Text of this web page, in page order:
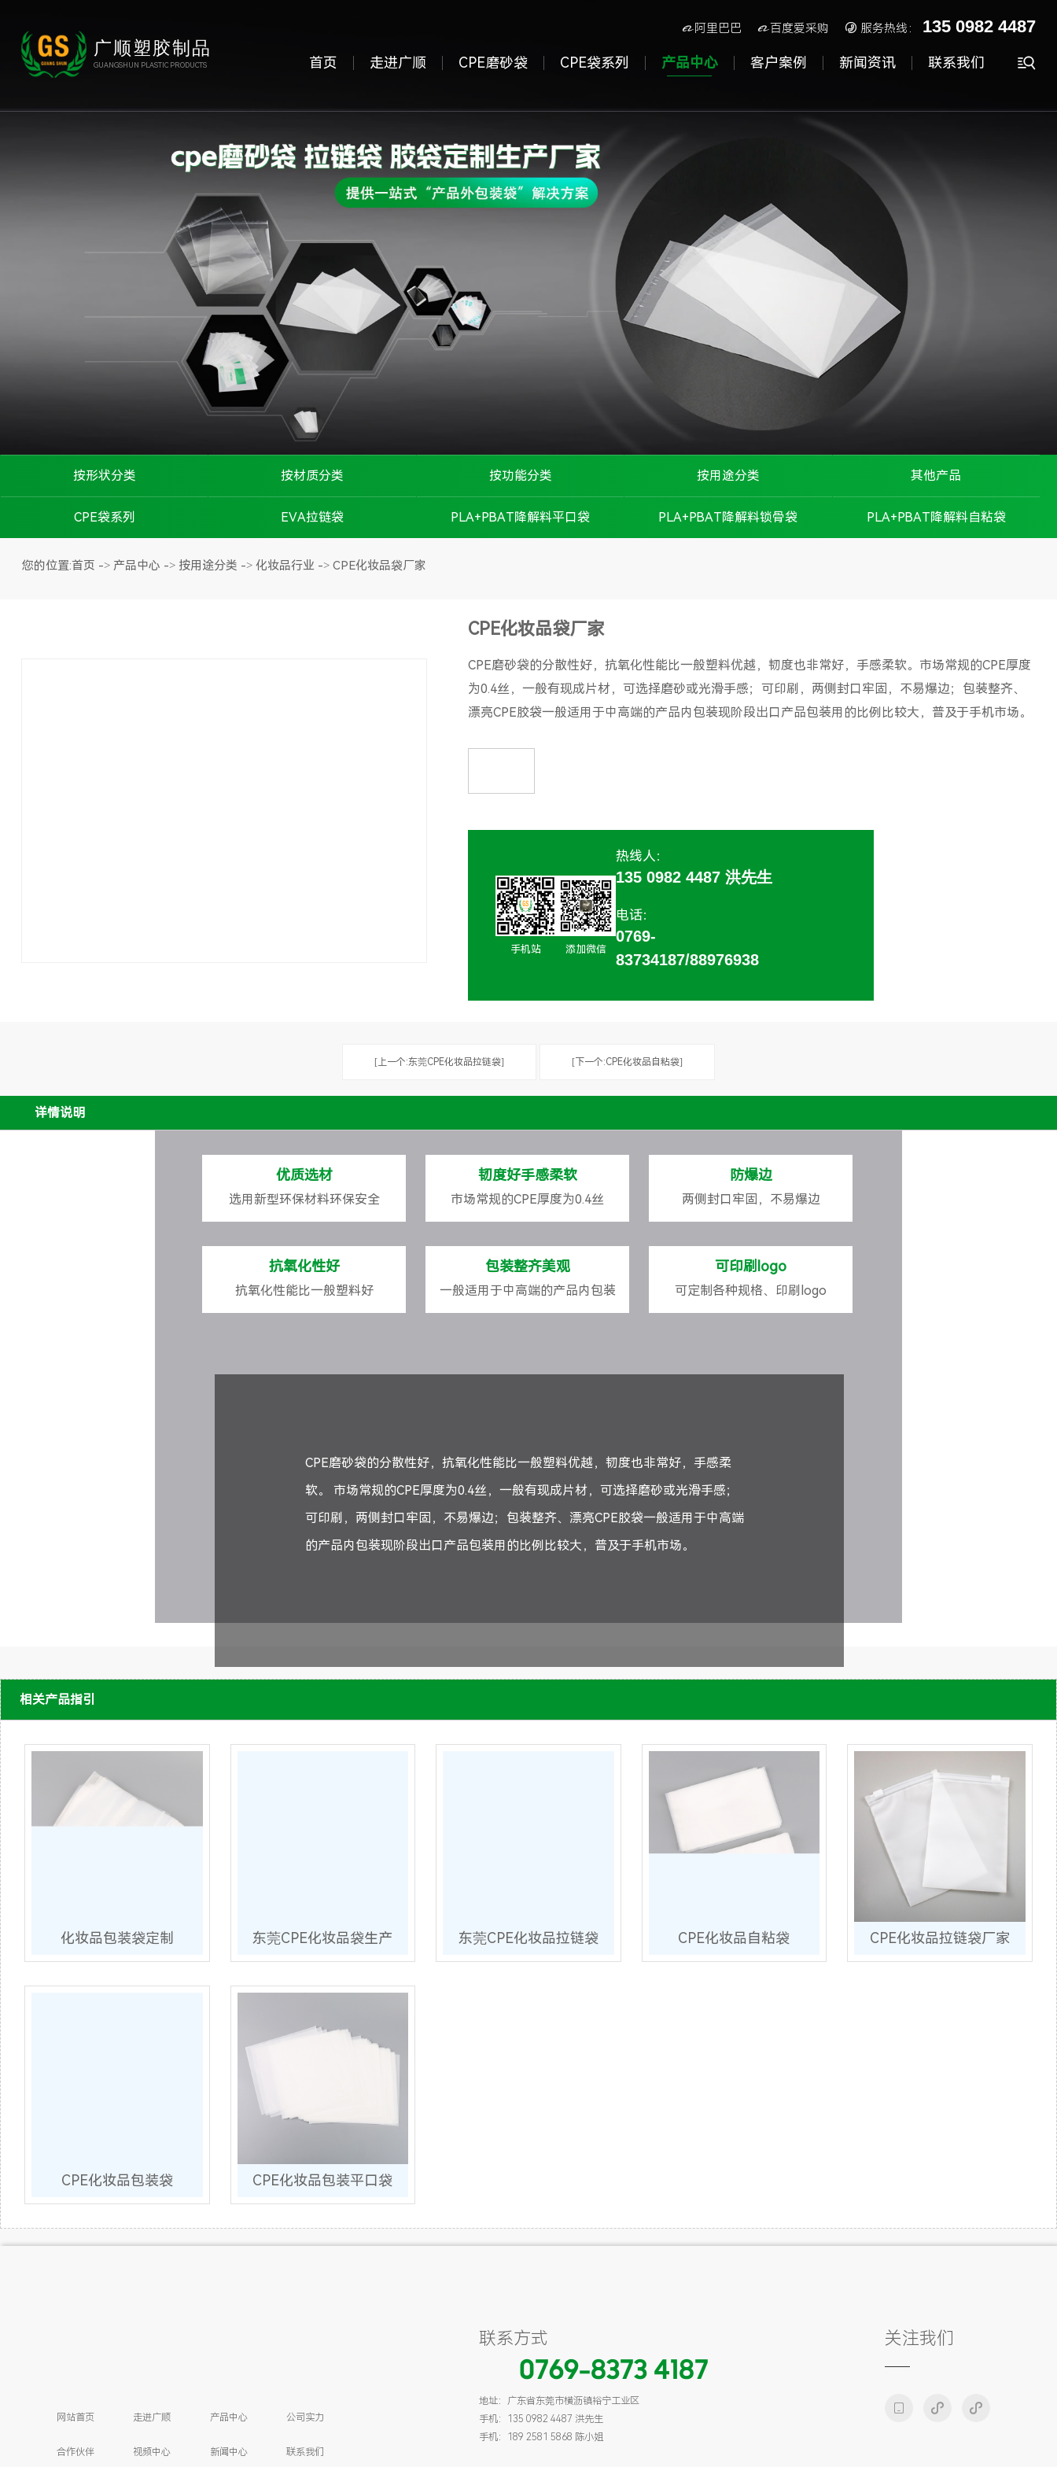
广顺塑胶制品
GUANGSHUN PLASTIC PRODUCTS
阿里巴巴 百度爱采购  服务热线： 135 0982 4487
首页 走进广顺 CPE磨砂袋 CPE袋系列 产品中心 客户案例 新闻资讯 联系我们 
cpe磨砂袋 磨砂拉链袋
降解包装袋 服装包装袋
按形状分类
磨砂拉链袋
锁(贴)骨磨砂袋
按材质分类
CPE磨砂袋
OPP胶袋
按功能分类
防静电磨砂袋
柔软磨砂袋
私密磨砂袋
按用途分类
珠宝首饰
医疗行业
日用品
其他产品
硅胶垫
气泡袋
屏蔽袋
CPE袋系列
CPE拉链袋
EVA拉链袋 PLA+PBAT降解料平口袋 PLA+PBAT降解料锁骨袋 PLA+PBAT降解料自粘袋
您的位置:首页 -> 产品中心 -> 按用途分类 -> 化妆品行业 -> CPE化妆品袋厂家
CPE化妆品袋厂家
CPE磨砂袋的分散性好，抗氧化性能比一般塑料优越，韧度也非常好，手感柔软。市场常规的CPE厚度
为0.4丝，一般有现成片材，可选择磨砂或光滑手感；可印刷，两侧封口牢固，不易爆边；包装整齐、
漂亮CPE胶袋一般适用于中高端的产品内包装现阶段出口产品包装用的比例比较大，普及于手机市场。
手机站 添加微信
热线人：
135 0982 4487 洪先生
电话：
0769-
83734187/88976938
[上一个:东莞CPE化妆品拉链袋] [下一个:CPE化妆品自粘袋]
详情说明
CPE磨砂袋的分散性好，抗氧化性能比一般塑料优越，韧度也非常好，手感柔
软。 市场常规的CPE厚度为0.4丝，一般有现成片材，可选择磨砂或光滑手感；
可印刷，两侧封口牢固，不易爆边；包装整齐、漂亮CPE胶袋一般适用于中高端
的产品内包装现阶段出口产品包装用的比例比较大，普及于手机市场。
优质选材
选用新型环保材料环保安全
韧度好手感柔软
市场常规的CPE厚度为0.4丝
防爆边
两侧封口牢固，不易爆边
抗氧化性好
抗氧化性能比一般塑料好
包装整齐美观
一般适用于中高端的产品内包装
可印刷logo
可定制各种规格、印刷logo
相关产品指引
化妆品包装袋定制 东莞CPE化妆品袋生产 东莞CPE化妆品拉链袋 CPE化妆品自粘袋 CPE化妆品拉链袋厂家
CPE化妆品包装袋 CPE化妆品包装平口袋
网站首页 走进广顺 产品中心 公司实力
合作伙伴 视频中心 新闻中心 联系我们
联系方式
0769-8373 4187
地址：广东省东莞市横沥镇裕宁工业区
手机：135 0982 4487 洪先生
手机：189 2581 5868 陈小姐
关注我们
  